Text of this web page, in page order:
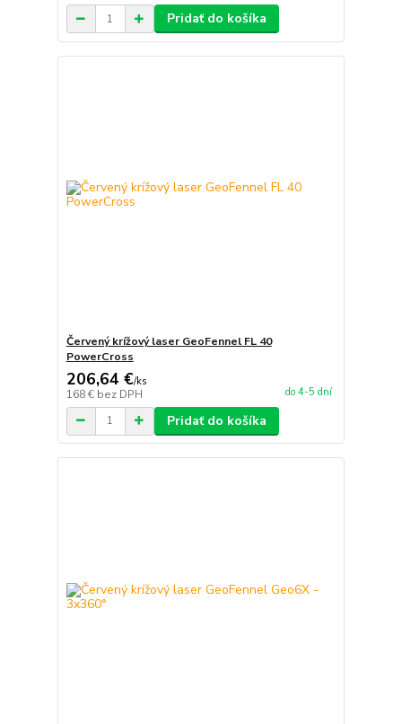
Pridať do košíka
Červený krížový laser GeoFennel FL 40
PowerCross
206,64 €/ks
168 € bez DPH do 4-5 dní
Pridať do košíka